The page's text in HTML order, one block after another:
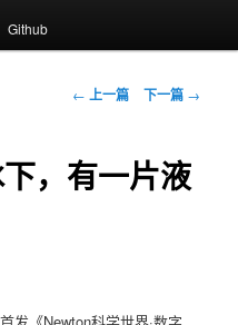
Github
文
航
← 上一篇 下一篇 →
，有一片液
发《Newton科学世界·数字